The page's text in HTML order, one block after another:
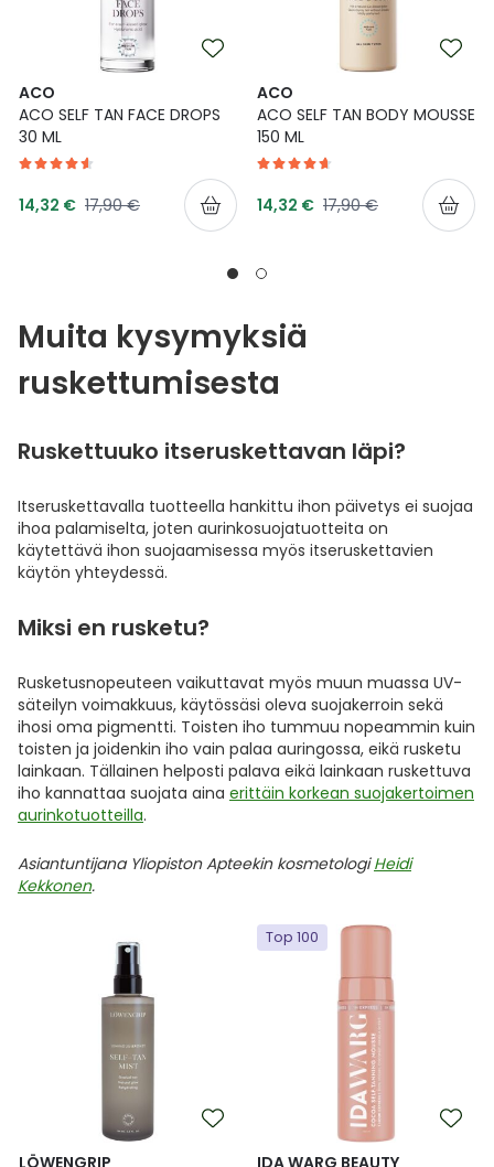
ACO
ACO SELF TAN FACE DROPS
30 ML
Tarjoushinta
14,32 € Normaalihinta
17,90 €
ACO
ACO SELF TAN BODY MOUSSE
150 ML
Tarjoushinta
14,32 € Normaalihinta
17,90 €
Muita kysymyksiä
ruskettumisesta
Ruskettuuko itseruskettavan läpi?
Itseruskettavalla tuotteella hankittu ihon päivetys ei suojaa
ihoa palamiselta, joten aurinkosuojatuotteita on
käytettävä ihon suojaamisessa myös itseruskettavien
käytön yhteydessä.
Miksi en rusketu?
Rusketusnopeuteen vaikuttavat myös muun muassa UV-
säteilyn voimakkuus, käytössäsi oleva suojakerroin sekä
ihosi oma pigmentti. Toisten iho tummuu nopeammin kuin
toisten ja joidenkin iho vain palaa auringossa, eikä rusketu
lainkaan. Tällainen helposti palava eikä lainkaan ruskettuva
iho kannattaa suojata aina erittäin korkean suojakertoimen
aurinkotuotteilla.
Asiantuntijana Yliopiston Apteekin kosmetologiHeidi
Kekkonen.
LÖWENGRIP
Top 100
IDA WARG BEAUTY